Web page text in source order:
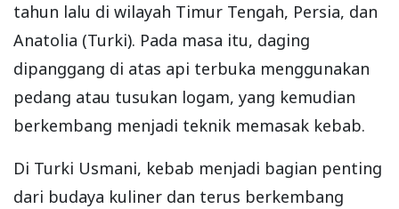
tahun lalu di wilayah Timur Tengah, Persia, dan
Anatolia (Turki). Pada masa itu, daging
dipanggang di atas api terbuka menggunakan
pedang atau tusukan logam, yang kemudian
berkembang menjadi teknik memasak kebab.
Di Turki Usmani, kebab menjadi bagian penting
dari budaya kuliner dan terus berkembang